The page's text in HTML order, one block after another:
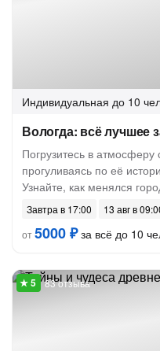
Индивидуальная до 10
Вологда: всё лучшее
Погрузитесь в
прогуливаясь по её
Узнайте, как менялся
Завтра в 17:00
13 авг в
от5000 ₽за всё до 10
83 отзыва